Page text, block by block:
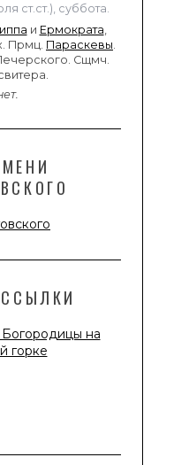
ст.ст.), суббота.
и Ермократа
Прмц. Параскевы
Сщмч.